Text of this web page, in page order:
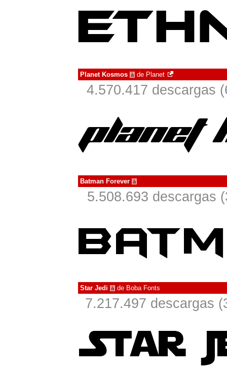
Planet Kosmos à de Planet
4.570.417 descargas
Batman Forever à
5.508.693 descargas
Star Jedi à de Boba Fonts
7.217.497 descargas